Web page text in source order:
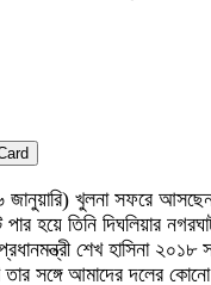
খুলনা সফরে আসছেন
পার হয়ে তিনি দিঘলিয়ার
শেখ হাসিনা ২০১৮
সঙ্গে আমাদের দলের